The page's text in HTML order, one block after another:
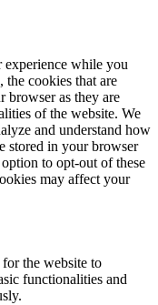
experience while you
the cookies that are
browser as they are
of the website. We
and understand how
stored in your browser
to opt-out of these
may affect your
for the website to
functionalities and